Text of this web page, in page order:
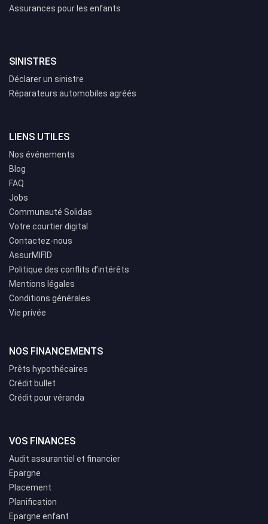
Assurances pour les enfants
SINISTRES
Déclarer un sinistre
Réparateurs automobiles agréés
LIENS UTILES
Nos événements
Blog
FAQ
Jobs
Communauté Solidas
Votre courtier digital
Contactez-nous
AssurMIFID
Politique des conflits d’intérêts
Mentions légales
Conditions générales
Vie privée
NOS FINANCEMENTS
Prêts hypothécaires
Crédit bullet
Crédit pour véranda
VOS FINANCES
Audit assurantiel et financier
Epargne
Placement
Planification
Epargne enfant